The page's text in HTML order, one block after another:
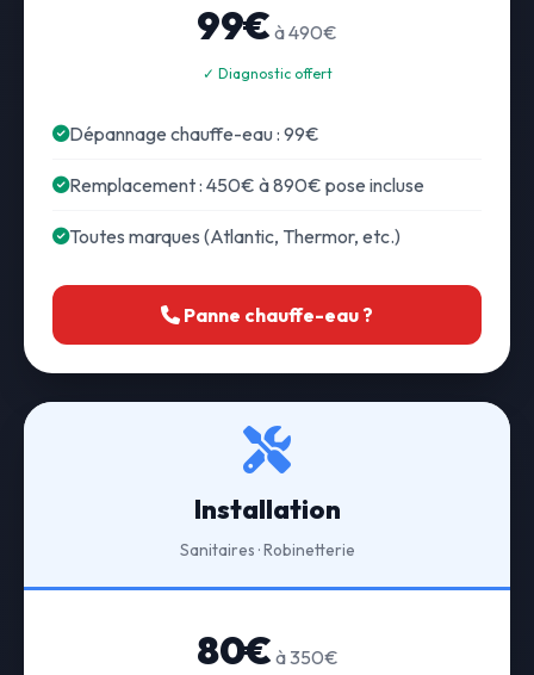
99€ à 490€
✓ Diagnostic offert
Dépannage chauffe-eau : 99€
Remplacement : 450€ à 890€ pose incluse
Toutes marques (Atlantic, Thermor, etc.)
Panne chauffe-eau ?
Installation
Sanitaires · Robinetterie
80€ à 350€